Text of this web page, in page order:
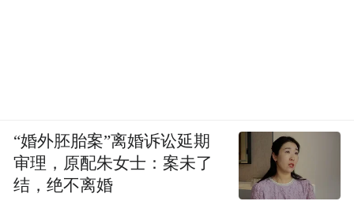
“婚外胚胎案”离婚诉讼延期
审理，原配朱女士：案未了
结，绝不离婚